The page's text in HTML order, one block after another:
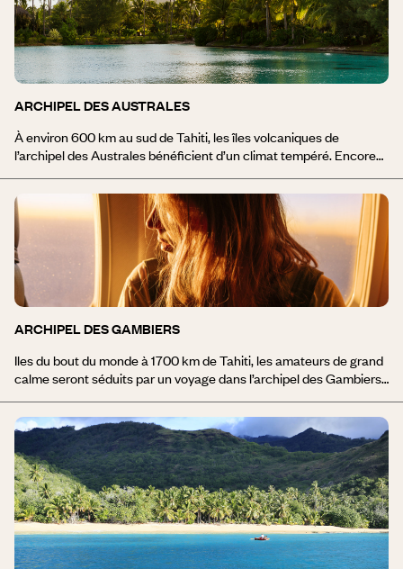
ARCHIPEL DES AUSTRALES
À environ 600 km au sud de Tahiti, les îles volcaniques de
l’archipel des Australes bénéficient d’un climat tempéré. Encore
pour séjourner dans de grands hôtels de luxe, car il n’en n’existe
pas. Pendant votre séjour dans l’archipel des Australes, vous êtes
reçu chez l’habitant en toute simplicité et vous avez ainsi le
privilège de vivre la Polynésie comme un Polynésien. On vient à
Rurutu notamment pour observer les baleines à bosse pendant
l’hiver austral de juillet à octobre. L’île la plus visitée est : Rurutu.
ARCHIPEL DES GAMBIERS
Iles du bout du monde à 1700 km de Tahiti, les amateurs de grand
calme seront séduits par un voyage dans l’archipel des Gambiers,
peu de liaisons aériennes reliant Papeete à Mangareva.
Perliculture et exploitation de la nacre comptent parmi les
principales ressources économiques de ces îles. Mangareva, l’île
principale de l’archipel et berceau du catholicisme de la Polynésie
au 18e siècle, regorge d’un patrimoine historique unique avec ses
vestiges d’anciens édifices religieux. Une zone étant encore
relativement vierge de touristes, où pensions de famille et
chambres d’hôte constituent encore à ce jour l’unique type
d’hébergement.